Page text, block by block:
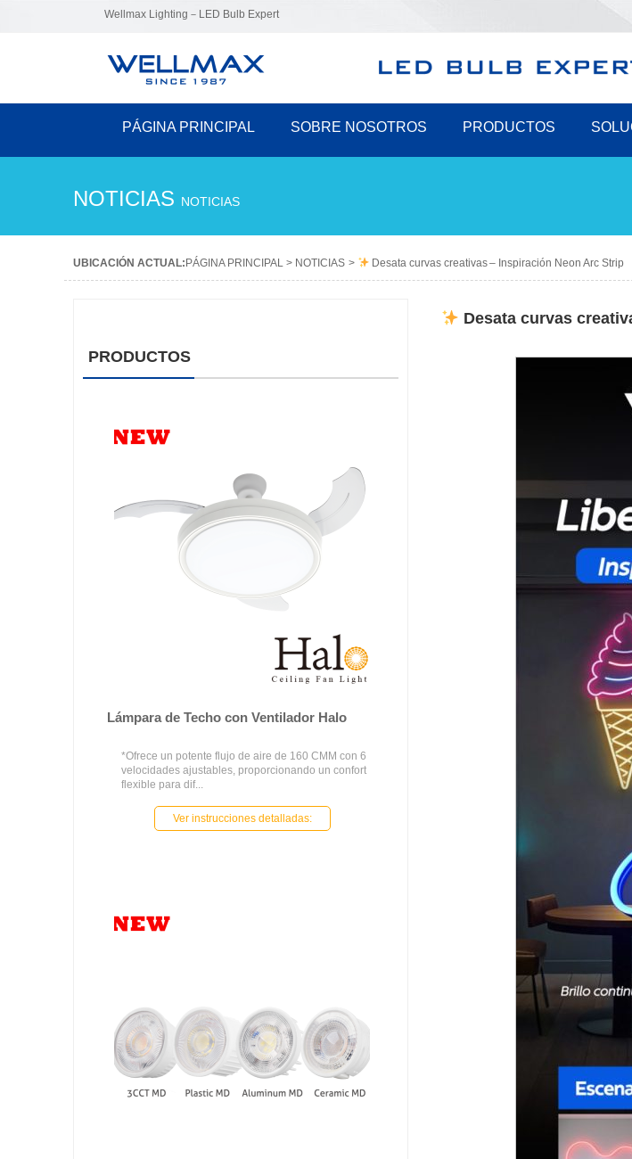
Wellmax Lighting－LED Bulb Expert
PÁGINA PRINCIPAL SOBRE NOSOTROS PRODUCTOS
NOTICIAS NOTICIAS
UBICACIÓN ACTUAL: PÁGINA PRINCIPAL > NOTICIAS > Desata curvas creativas – Inspiración Neon Arc Strip
PRODUCTOS
Lámpara de Techo con Ventilador Halo
*Ofrece un potente flujo de aire de 160 CMM con 6
velocidades ajustables, proporcionando un confort
flexible para dif...
Ver instrucciones detalladas:
Desata curvas